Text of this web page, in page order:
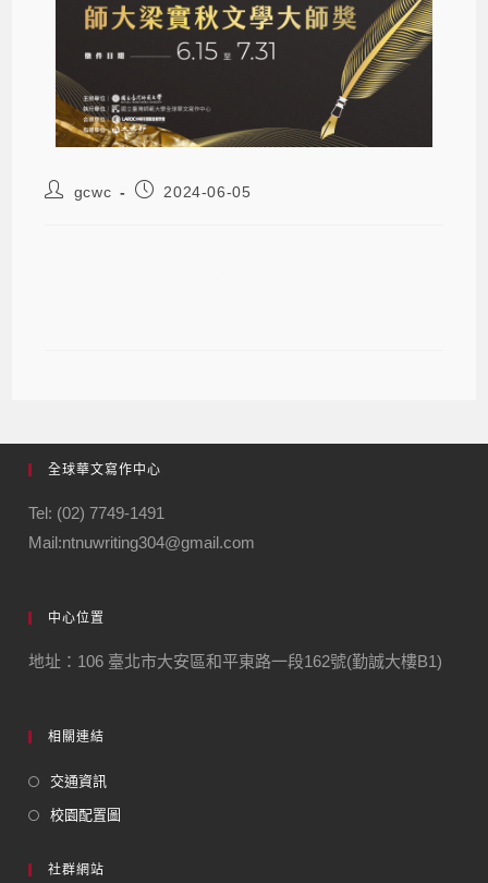
gcwc 2024-06-05
全球華文寫作中心
Tel: (02) 7749-1491
Mail:ntnuwriting304@gmail.com
中心位置
地址：106 臺北市大安區和平東路一段162號(勤誠大樓B1)
相關連結
交通資訊
校園配置圖
社群網站